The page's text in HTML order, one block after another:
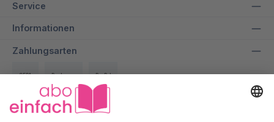
Service
Informationen
Zahlungsarten
SEPA Rechnung PayPal
Über uns